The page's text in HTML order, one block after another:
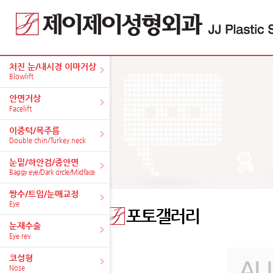
처진 눈/내시경 이마거상
Blowlift
안면거상
Facelift
이중턱/목주름
Double chin/Turkey neck
눈밑/하안검/중안면
Baggy eye/Dark circle/Midface
쌍수/트임/눈매교정
Eye
눈재수술
Eye rev
코성형
Nose
포토갤러리